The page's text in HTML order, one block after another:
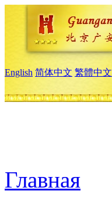
English 简体中文 繁體中文
Главная